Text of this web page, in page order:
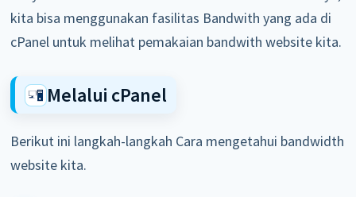
kita bisa menggunakan fasilitas Bandwith yang ada di
cPanel untuk melihat pemakaian bandwith website kita.
Melalui cPanel
Berikut ini langkah-langkah Cara mengetahui bandwidth
website kita.